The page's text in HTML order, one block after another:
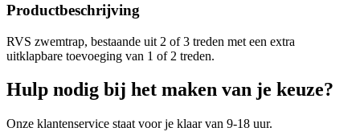
Productbeschrijving
RVS zwemtrap, bestaande uit 2 of 3 treden met een extra
uitklapbare toevoeging van 1 of 2 treden.
Hulp nodig bij het maken van je keuze?
Onze klantenservice staat voor je klaar van 9-18 uur.